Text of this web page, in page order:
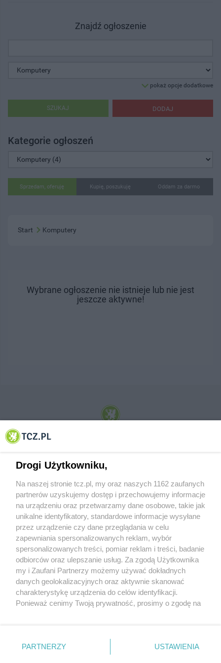
Znajdź ogłoszenie
pokaż opcje dodatkowe
DODAJ
SZUKAJ
Kategorie ogłoszeń
Sprzedam, oferuję Kupię, poszukuję Oddam za darmo
Start Komputery
Wybrane ogłoszenie nie istnieje lub nie jest
jeszcze aktywne!
© 2001-2026 Tczew - TCZ.PL Sp. z o.o. Internetowy Serwis Informacyjny Miasta
O FIRMIE POLITYKA PRYWATNOŚCI HOSTING
REKLAMA WSPÓŁPRACA RSS FACEBOOK KONTAKT
Nasze serwisy
Aktualności
Tcz24
Historia miasta
Muzyka i kultura
Archiwum wydarzeń
Zdjęcia miasta
Drogi Użytkowniku,
Na naszej stronie tcz.pl, my oraz naszych 1162 zaufanych
partnerów uzyskujemy dostęp i przechowujemy informacje
na urządzeniu oraz przetwarzamy dane osobowe, takie jak
unikalne identyfikatory, standardowe informacje wysyłane
przez urządzenie czy dane przeglądania w celu
zapewniania spersonalizowanych reklam, wybór
spersonalizowanych treści, pomiar reklam i treści, badanie
odbiorców oraz ulepszanie usług. Za zgodą Użytkownika
my i Zaufani Partnerzy możemy używać dokładnych
danych geolokalizacyjnych oraz aktywnie skanować
charakterystykę urządzenia do celów identyfikacji.
Ponieważ cenimy Twoją prywatność, prosimy o zgodę na
znajdujący się w lewym dolnym rogu strony
. Niektóre
PARTNERZY USTAWIENIA